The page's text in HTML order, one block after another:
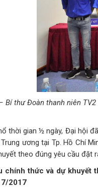
Bí thư Đoàn thanh niên
thời gian ½ ngày, Đại hội
ương tại Tp. Hồ Chí
theo đúng yêu cầu đặt
chính thức và dự khuyết
7/2017